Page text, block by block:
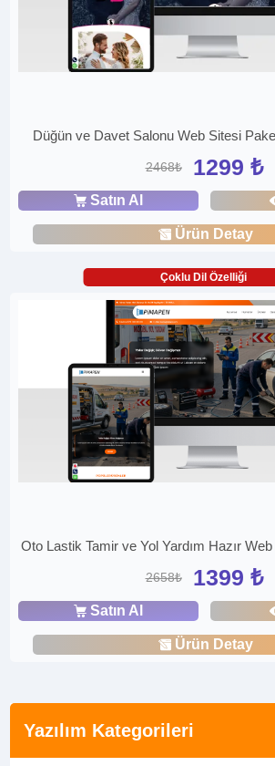
Yazılım Kategorileri
Düğün ve Davet Salonu Web Sitesi
2468₺ 1299 ₺
Satın Al
Ürün Detay
Çoklu Dil Özelliği
Oto Lastik Tamir ve Yol Yardım Hazır
2658₺ 1399 ₺
Satın Al
Ürün Detay